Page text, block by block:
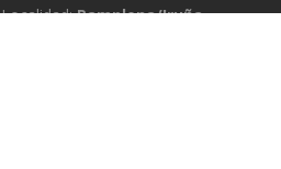
Localidad:Pamplona/Iruña